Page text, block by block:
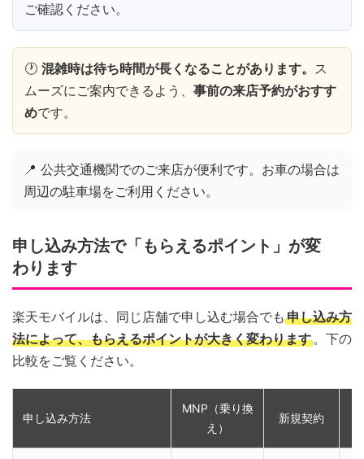
ご確認ください。
🕐 混雑時は待ち時間が長くなることがあります。 ス
ムーズにご案内できるよう、 事前の来店予約がおすす
めです。
📍 公共交通機関でのご来店が便利です。お車の場合は
周辺の駐車場をご利用ください。
申し込み方法で「もらえるポイント」が変
わります
楽天モバイルは、同じ店舗で申し込む場合でも 申し込み方
法によって、もらえるポイントが大きく変わります。下の
比較をご覧ください。
申し込み方法
MNP（乗り換
え）
新規契約